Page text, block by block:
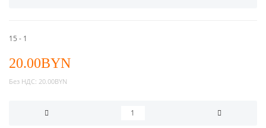
15 - 1
20.00BYN
Без НДС: 20.00BYN